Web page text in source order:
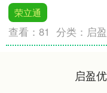
荣立通
查看：81 分类： 启
启盈